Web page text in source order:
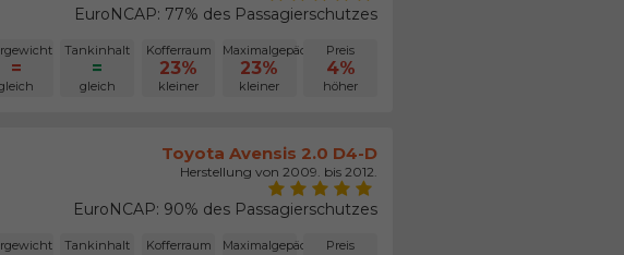
EuroNCAP: 77% des Passagierschutzes
=
Tankinhalt
=
gleich
Kofferraum
23%
kleiner
Maximalgepäck
23%
kleiner
Preis
4%
höher
Toyota Avensis 2.0 D4-D
Herstellung von 2009. bis 2012.
EuroNCAP: 90% des Passagierschutzes
Tankinhalt Kofferraum Maximalgepäck Preis